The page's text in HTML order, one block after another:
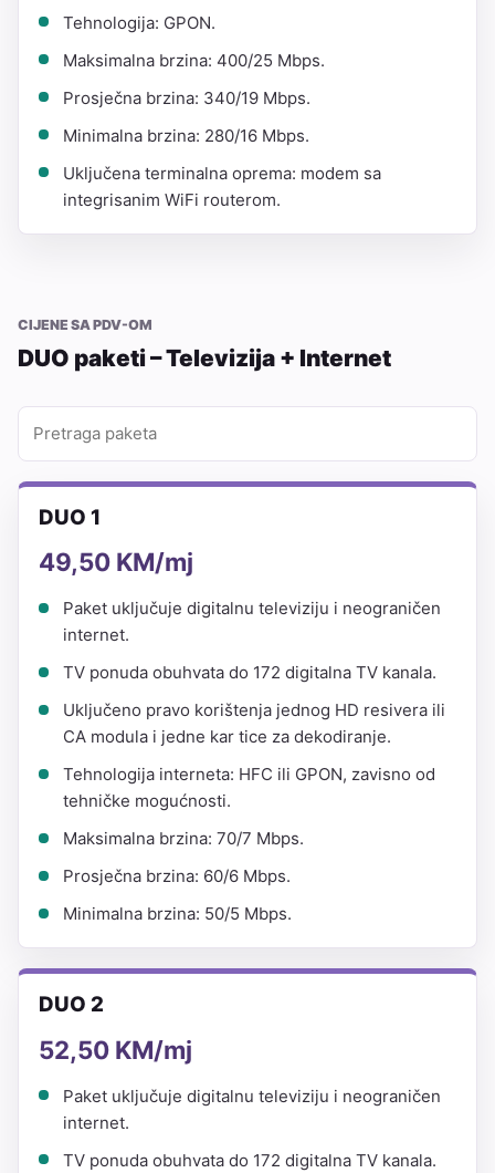
Tehnologija: GPON.
Maksimalna brzina: 400/25 Mbps.
Prosječna brzina: 340/19 Mbps.
Minimalna brzina: 280/16 Mbps.
Uključena terminalna oprema: modem sa
integrisanim WiFi routerom.
CIJENE SA PDV-OM
DUO paketi – Televizija + Internet
DUO 1
49,50 KM/mj
Paket uključuje digitalnu televiziju i neograničen
internet.
TV ponuda obuhvata do 172 digitalna TV kanala.
Uključeno pravo korištenja jednog HD resivera ili
CA modula i jedne kar tice za dekodiranje.
Tehnologija interneta: HFC ili GPON, zavisno od
tehničke mogućnosti.
Maksimalna brzina: 70/7 Mbps.
Prosječna brzina: 60/6 Mbps.
Minimalna brzina: 50/5 Mbps.
DUO 2
52,50 KM/mj
Paket uključuje digitalnu televiziju i neograničen
internet.
TV ponuda obuhvata do 172 digitalna TV kanala.